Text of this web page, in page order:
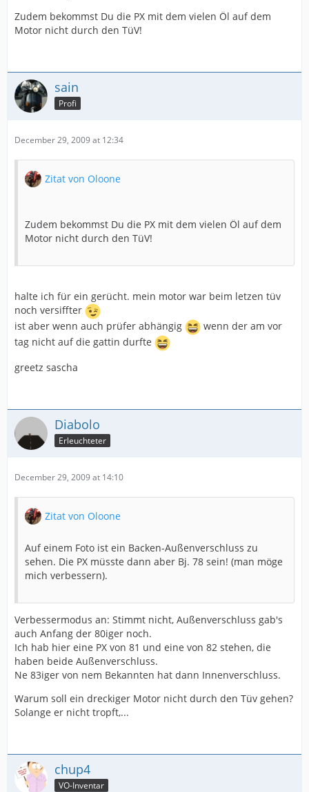
Zudem bekommst Du die PX mit dem vielen Öl auf dem
Motor nicht durch den TüV!
sain
Profi
December 29, 2009 at 12:34
Zitat von Oloone
Zudem bekommst Du die PX mit dem vielen Öl auf dem
Motor nicht durch den TüV!
halte ich für ein gerücht. mein motor war beim letzen tüv
noch versiffter
ist aber wenn auch prüfer abhängig
wenn der am vor
tag nicht auf die gattin durfte
greetz sascha
Diabolo
Erleuchteter
December 29, 2009 at 14:10
Zitat von Oloone
Auf einem Foto ist ein Backen-Außenverschluss zu
sehen. Die PX müsste dann aber Bj. 78 sein! (man möge
mich verbessern).
Verbessermodus an: Stimmt nicht, Außenverschluss gab's
auch Anfang der 80iger noch.
Ich hab hier eine PX von 81 und eine von 82 stehen, die
haben beide Außenverschluss.
Ne 83iger von nem Bekannten hat dann Innenverschluss.
Warum soll ein dreckiger Motor nicht durch den Tüv gehen?
Solange er nicht tropft,...
chup4
VO-Inventar